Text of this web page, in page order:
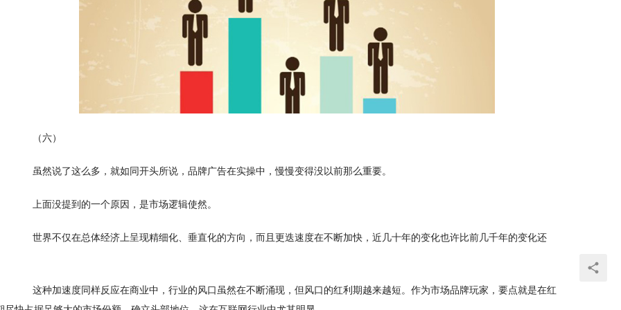
（六）
虽然说了这么多，就如同开头所说，品牌广告在实操中，慢慢变得没以前那么重要。
上面没提到的一个原因，是市场逻辑使然。
世界不仅在总体经济上呈现精细化、垂直化的方向，而且更迭速度在不断加快，近几十年的变化也许比前几千年的变化还
这种加速度同样反应在商业中，行业的风口虽然在不断涌现，但风口的红利期越来越短。作为市场品牌玩家，要点就是在红